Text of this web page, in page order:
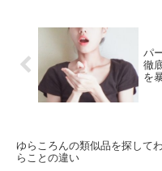
パ
徹
を
ゆらころんの類似品を探して
らことの違い